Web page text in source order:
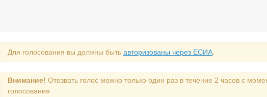
Для голосования вы должны быть авторизованы через ЕСИА
Внимание! Отозвать голос можно только один раз в течение 2 часов с
голосования